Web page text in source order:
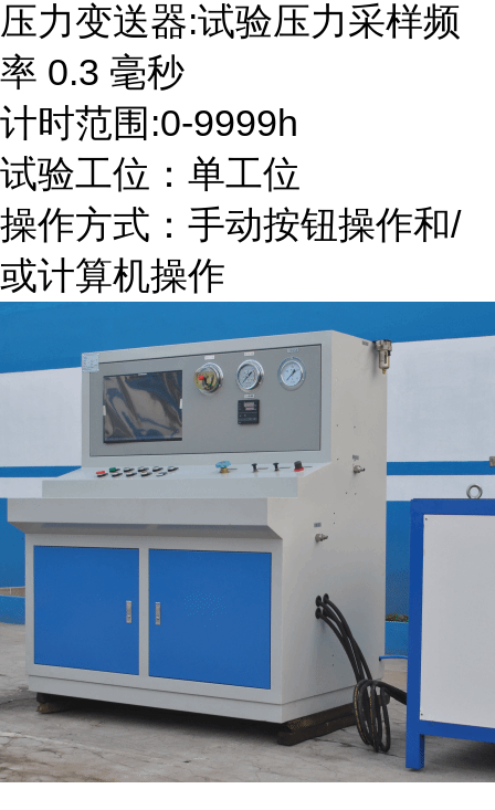
压力变送器:试验压力采样频
率 0.3 毫秒
计时范围:0-9999h
试验工位：单工位
操作方式：手动按钮操作和/
或计算机操作